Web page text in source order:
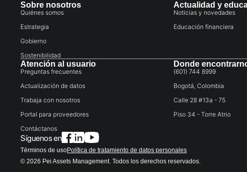
Sobre nosotros
Quiénes somos
Estrategia
Gobierno
Sostenibilidad
Actualidad y
Noticias y novedades
Educación financiera
Atención al usuario
Preguntas frecuentes
Actualización de datos
Trabaja con nosotros
Portal para proveedores
Contáctanos
Donde
(601) 744 8999
Bogotá, Colombia
Calle 28 #13a - 75
Piso 34 - Torre Atrio
Síguenos en
Términos de usoPolítica de tratamiento de datos personales
© 2026 Pei Assets Management. Todos los derechos reservados.